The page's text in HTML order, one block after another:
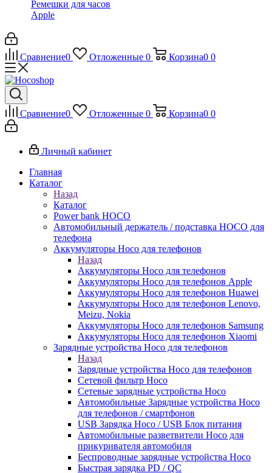
Ремешки для часов
Apple
Сравнение0 Отложенные 0 Корзина0 0
Сравнение0 Отложенные 0 Корзина0 0
Личный кабинет
Главная
Каталог
Назад
Каталог
Power bank HOCO
Автомобильный держатель / подставка HOCO для
телефона
Аккумуляторы Hoco для телефонов
Назад
Аккумуляторы Hoco для телефонов
Аккумуляторы Hoco для телефонов Apple
Аккумуляторы Hoco для телефонов Huawei
Аккумуляторы Hoco для телефонов Lenovo,
Meizu, Nokia
Аккумуляторы Hoco для телефонов Samsung
Аккумуляторы Hoco для телефонов Xiaomi
Зарядные устройства Hoco для телефонов
Назад
Зарядные устройства Hoco для телефонов
Сетевой фильтр Hoco
Сетевые зарядные устройства Hoco
Автомобильные Зарядные устройства Hoco
для телефонов / смартфонов
USB Зарядка Hoco / USB Блок питания
Автомобильные разветвители Hoco для
прикуривателя автомобиля
Беспроводные зарядные устройства Hoco
Быстрая зарядка PD / QC